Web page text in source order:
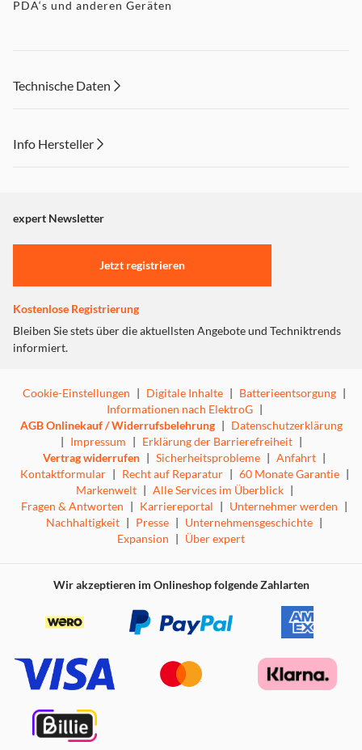
PDA‘s und anderen Geräten
Technische Daten
Info Hersteller
"Marketing".
Einstellungen anpassen
expert Newsletter
Jetzt registrieren
Kostenlose Registrierung
Bleiben Sie stets über die aktuellsten Angebote und Techniktrends
informiert.
Cookie-Einstellungen | Digitale Inhalte | Batterieentsorgung |
Informationen nach ElektroG |
AGB Onlinekauf / Widerrufsbelehrung | Datenschutzerklärung
| Impressum | Erklärung der Barrierefreiheit |
Vertrag widerrufen | Sicherheitsprobleme | Anfahrt |
Kontaktformular | Recht auf Reparatur | 60 Monate Garantie |
Markenwelt | Alle Services im Überblick |
Fragen & Antworten | Karriereportal | Unternehmer werden |
Nachhaltigkeit | Presse | Unternehmensgeschichte |
Expansion | Über expert
Wir akzeptieren im Onlineshop folgende Zahlarten